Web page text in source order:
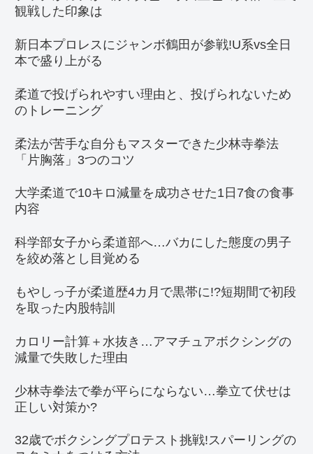
観戦した印象は
新日本プロレスにジャンボ鶴田が参戦!U系vs全日
本で盛り上がる
柔道で投げられやすい理由と、投げられないため
のトレーニング
柔法が苦手な自分もマスターできた少林寺拳法
「片胸落」3つのコツ
大学柔道で10キロ減量を成功させた1日7食の食事
内容
科学部女子から柔道部へ…バカにした態度の男子
を絞め落とし目覚める
もやしっ子が柔道歴4カ月で黒帯に!?短期間で初段
を取った内股特訓
カロリー計算＋水抜き…アマチュアボクシングの
減量で失敗した理由
少林寺拳法で拳が平らにならない…拳立て伏せは
正しい対策か?
32歳でボクシングプロテスト挑戦!スパーリングの